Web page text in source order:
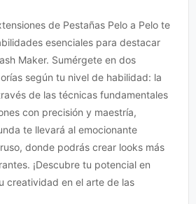
de Pestañas Pelo a Pelo te
esenciales para destacar
Maker. Sumérgete en dos
según tu nivel de habilidad: la
de las técnicas fundamentales
con precisión y maestría,
te llevará al emocionante
donde podrás crear looks más
¡Descubre tu potencial en
creatividad en el arte de las